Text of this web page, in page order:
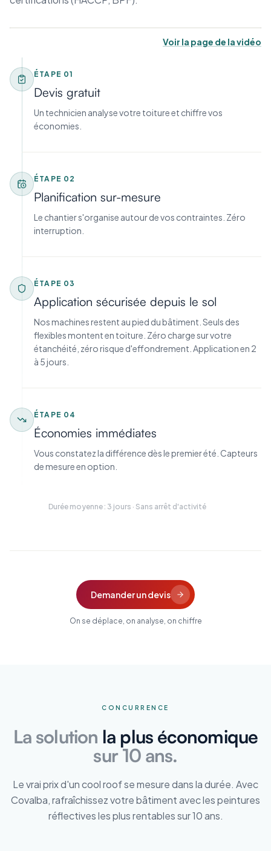
Voir la page de la vidéo
ÉTAPE 01
Devis gratuit
Un technicien analyse votre toiture et chiffre vos
économies.
ÉTAPE 02
Planification sur-mesure
Le chantier s'organise autour de vos contraintes. Zéro
interruption.
ÉTAPE 03
Application sécurisée depuis le sol
Nos machines restent au pied du bâtiment. Seuls des
flexibles montent en toiture. Zéro charge sur votre
étanchéité, zéro risque d'effondrement. Application en 2
à 5 jours.
ÉTAPE 04
Économies immédiates
Vous constatez la différence dès le premier été. Capteurs
de mesure en option.
Durée moyenne : 3 jours · Sans arrêt d'activité
Demander un devis
On se déplace, on analyse, on chiffre
CONCURRENCE
La solution la plus économique
sur 10 ans.
Le vrai prix d'un cool roof se mesure dans la durée. Avec
Covalba, rafraîchissez votre bâtiment avec les peintures
réflectives les plus rentables sur 10 ans.